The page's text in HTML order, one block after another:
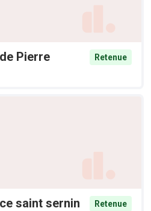
Pierre
Retenue
saint sernin
Retenue